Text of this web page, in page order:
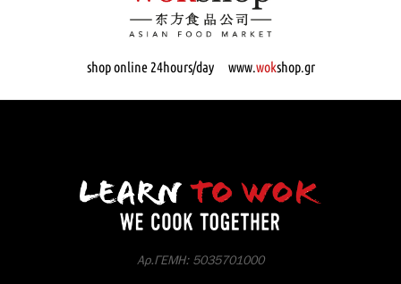
shop online 24hours/day www.wokshop.gr
Αρ.ΓΕΜΗ: 5035701000